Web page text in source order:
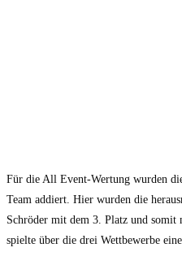
Für die All Event-Wertung wurden
Team addiert. Hier wurden die
Schröder mit dem 3. Platz und
spielte über die drei Wettbewerbe